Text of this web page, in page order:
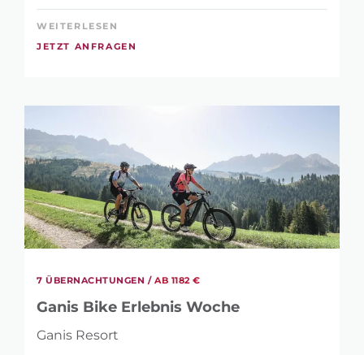
WEITERLESEN
JETZT ANFRAGEN
7 ÜBERNACHTUNGEN / AB 1182 €
Ganis Bike Erlebnis Woche
Ganis Resort